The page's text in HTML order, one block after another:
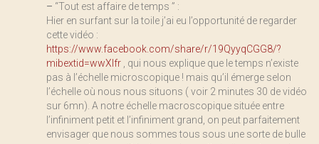
– “Tout est affaire de temps ” :
Hier en surfant sur la toile j’ai eu l’opportunité de regarder
cette vidéo :
https://www.facebook.com/share/r/19QyyqCGG8/?
mibextid=wwXIfr , qui nous explique que le temps n’existe
pas à l’échelle microscopique ! mais qu’il émerge selon
l’échelle où nous nous situons ( voir 2 minutes 30 de vidéo
sur 6mn). A notre échelle macroscopique située entre
l’infiniment petit et l’infiniment grand, on peut parfaitement
envisager que nous sommes tous sous une sorte de bulle